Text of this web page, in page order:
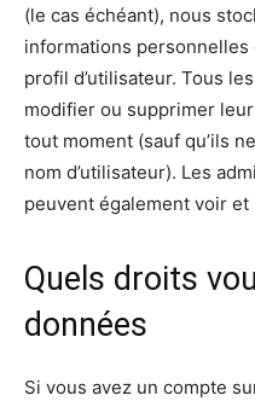
(le cas échéant), nous
informations personnelles
profil d’utilisateur. Tous
modifier ou supprimer
tout moment (sauf qu’ils
nom d’utilisateur). Les
peuvent également voir
Quels droits
données
Si vous avez un compte